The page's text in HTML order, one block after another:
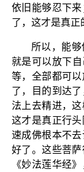
依旧能够忍下
了，这才是真正
所以，能
就是可以放下
等，全部都可
了，目的到达
法上去精进，这
这才是真正行
速成佛根本不
好了。这些菩
《妙法莲华经